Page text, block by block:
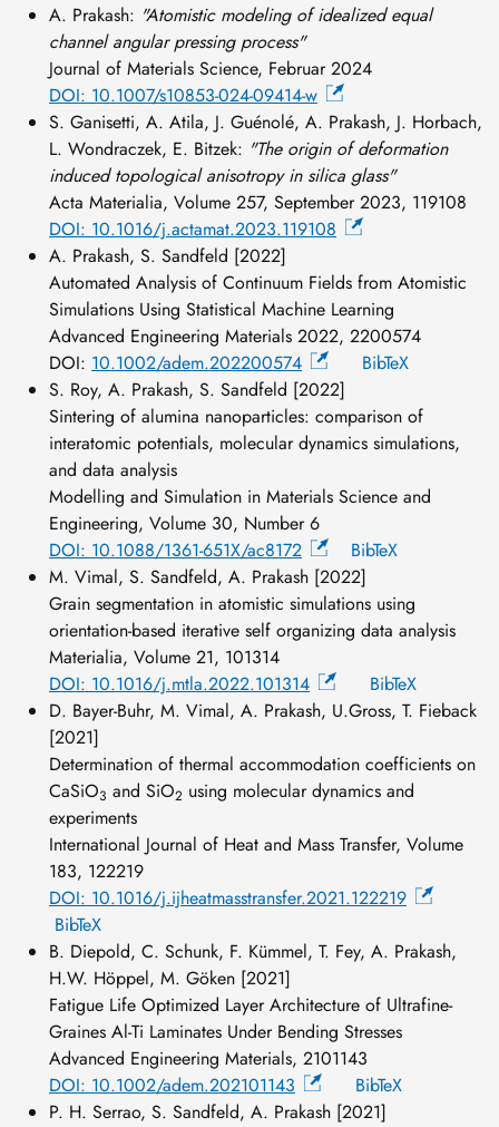
A. Prakash: "Atomistic modeling of idealized equal
channel angular pressing process"
Journal of Materials Science, Februar 2024
DOI: 10.1007/s10853-024-09414-w
S. Ganisetti, A. Atila, J. Guénolé, A. Prakash, J. Horbach,
L. Wondraczek, E. Bitzek: "The origin of deformation
induced topological anisotropy in silica glass"
Acta Materialia, Volume 257, September 2023, 119108
DOI: 10.1016/j.actamat.2023.119108
A. Prakash, S. Sandfeld [2022]
Automated Analysis of Continuum Fields from Atomistic
Simulations Using Statistical Machine Learning
Advanced Engineering Materials 2022, 2200574
DOI: 10.1002/adem.202200574
BibTeX
S. Roy, A. Prakash, S. Sandfeld [2022]
Sintering of alumina nanoparticles: comparison of
interatomic potentials, molecular dynamics simulations,
and data analysis
Modelling and Simulation in Materials Science and
Engineering, Volume 30, Number 6
DOI: 10.1088/1361-651X/ac8172
BibTeX
M. Vimal, S. Sandfeld, A. Prakash [2022]
Grain segmentation in atomistic simulations using
orientation-based iterative self organizing data analysis
Materialia, Volume 21, 101314
DOI: 10.1016/j.mtla.2022.101314
BibTeX
D. Bayer-Buhr, M. Vimal, A. Prakash, U.Gross, T. Fieback
[2021]
Determination of thermal accommodation coefficients on
CaSiO3 and SiO2 using molecular dynamics and
experiments
International Journal of Heat and Mass Transfer, Volume
183, 122219
DOI: 10.1016/j.ijheatmasstransfer.2021.122219
BibTeX
B. Diepold, C. Schunk, F. Kümmel, T. Fey, A. Prakash,
H.W. Höppel, M. Göken [2021]
Fatigue Life Optimized Layer Architecture of Ultrafine-
Graines Al-Ti Laminates Under Bending Stresses
Advanced Engineering Materials, 2101143
DOI: 10.1002/adem.202101143
BibTeX
P. H. Serrao, S. Sandfeld, A. Prakash [2021]